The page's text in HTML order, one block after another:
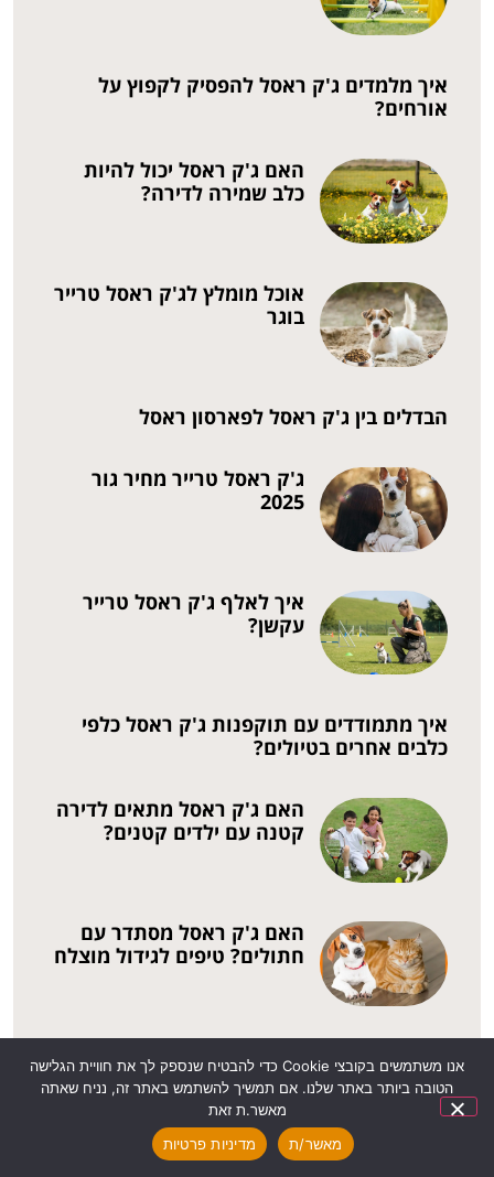
איך מלמדים ג'ק ראסל להפסיק לקפוץ על
אורחים?
האם ג'ק ראסל יכול להיות
כלב שמירה לדירה?
אוכל מומלץ לג'ק ראסל טרייר
בוגר
הבדלים בין ג'ק ראסל לפארסון ראסל
ג'ק ראסל טרייר מחיר גור
2025
איך לאלף ג'ק ראסל טרייר
עקשן?
איך מתמודדים עם תוקפנות ג'ק ראסל כלפי
כלבים אחרים בטיולים?
האם ג'ק ראסל מתאים לדירה
קטנה עם ילדים קטנים?
האם ג'ק ראסל מסתדר עם
חתולים? טיפים לגידול מוצלח
כל מה שצריך לדעת על אילוף
כלבי ג'ק ראסל
אנו משתמשים בקובצי Cookie כדי להבטיח שנספק לך את חוויית הגלישה
הטובה ביותר באתר שלנו. אם תמשיך להשתמש באתר זה, נניח שאתה
מאשר.ת זאת
מאשר/ת
מדיניות פרטיות